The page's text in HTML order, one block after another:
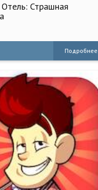
Страшная
Подробнее